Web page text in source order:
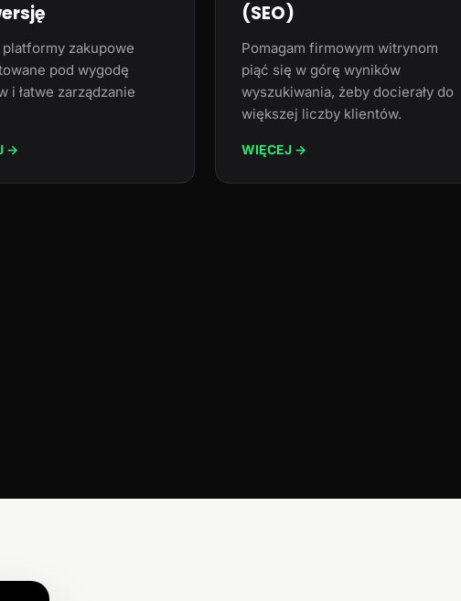
zakupowe
pod wygodę
i łatwe zarządzanie
→
(SEO)
Pomagam firmowym witrynom
piąć się w górę wyników
wyszukiwania, żeby docierały do
większej liczby klientów.
WIĘCEJ →